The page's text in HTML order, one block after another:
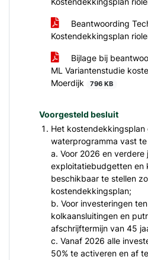
Beantwoording
Kostendekkingsplan
Bijlage bij
ML Variantenstudie
Moerdijk
796 KB
Voorgesteld besluit
Het kostendekkingsplan
waterprogramma vast te
a. Voor 2026 en verdere
exploitatiebudgetten en
beschikbaar te stellen
kostendekkingsplan;
b. Voor investeringen
kolkaansluitingen en
afschrijftermijn van 45
c. Vanaf 2026 alle
50% te activeren en af